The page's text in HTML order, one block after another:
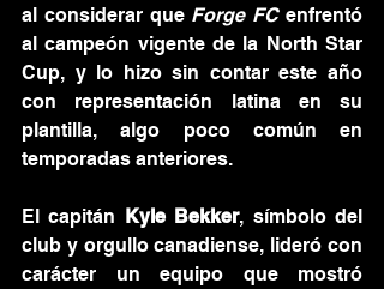
al considerar que Forge FC enfrentó
al campeón vigente de la North Star
Cup, y lo hizo sin contar este año
con representación latina en su
plantilla, algo poco común en
temporadas anteriores.
El capitán Kyle Bekker, símbolo del
club y orgullo canadiense, lideró con
carácter un equipo que mostró